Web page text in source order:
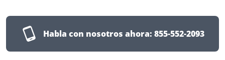
Habla con nosotros ahora: 855-552-2093